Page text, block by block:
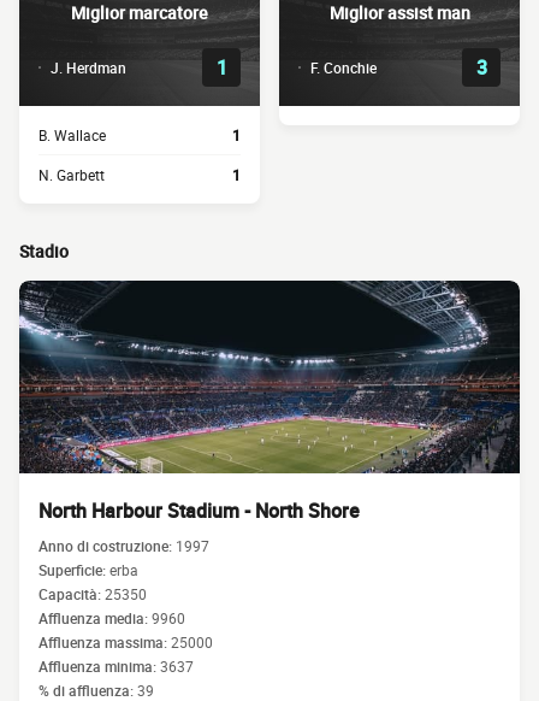
Miglior marcatore
J. Herdman 1
B. Wallace 1
N. Garbett 1
Miglior assist man
F. Conchie 3
Stadio
North Harbour Stadium - North Shore
Anno di costruzione: 1997
Superficie:erba
Capacità:25350
Affluenza media:9960
Affluenza massima:25000
Affluenza minima:3637
% di affluenza:39